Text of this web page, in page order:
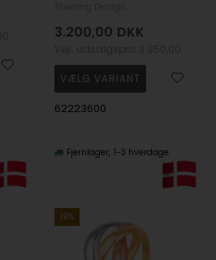
3.200,00 DKK
62223600
Fjernlager 1-3 hverdage
19%